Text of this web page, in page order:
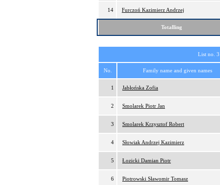
14 Furczoń Kazimierz Andrzej
Totalling
List no.
No. Family name and given names
1 Jabłońska Zofia
2 Smolarek Piotr Jan
3 Smolarek Krzysztof Robert
4 Słowiak Andrzej Kazimierz
5 Łozicki Damian Piotr
6 Piotrowski Sławomir Tomasz